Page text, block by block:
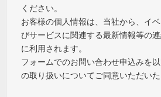
ください。
お客様の個人情報は、当社から、イ
びサービスに関連する最新情報等の
に利用されます。
フォームでのお問い合わせ申込みを
の取り扱いについてご同意いただいた